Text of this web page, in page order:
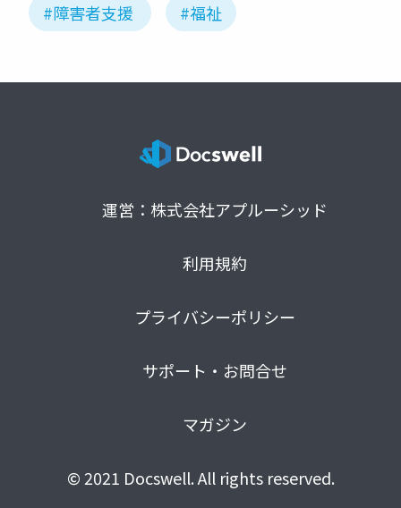
#障害者支援 #福祉
運営：株式会社アプルーシッド
利用規約
プライバシーポリシー
サポート・お問合せ
マガジン
© 2021 Docswell. All rights reserved.